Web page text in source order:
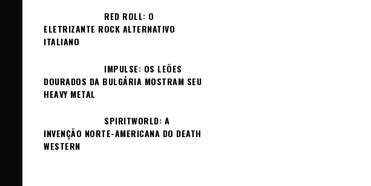
RED ROLL: O
ELETRIZANTE ROCK ALTERNATIVO
ITALIANO
IMPULSE: OS LEÕES
DOURADOS DA BULGÁRIA MOSTRAM SEU
HEAVY METAL
SPIRITWORLD: A
INVENÇÃO NORTE-AMERICANA DO DEATH
WESTERN